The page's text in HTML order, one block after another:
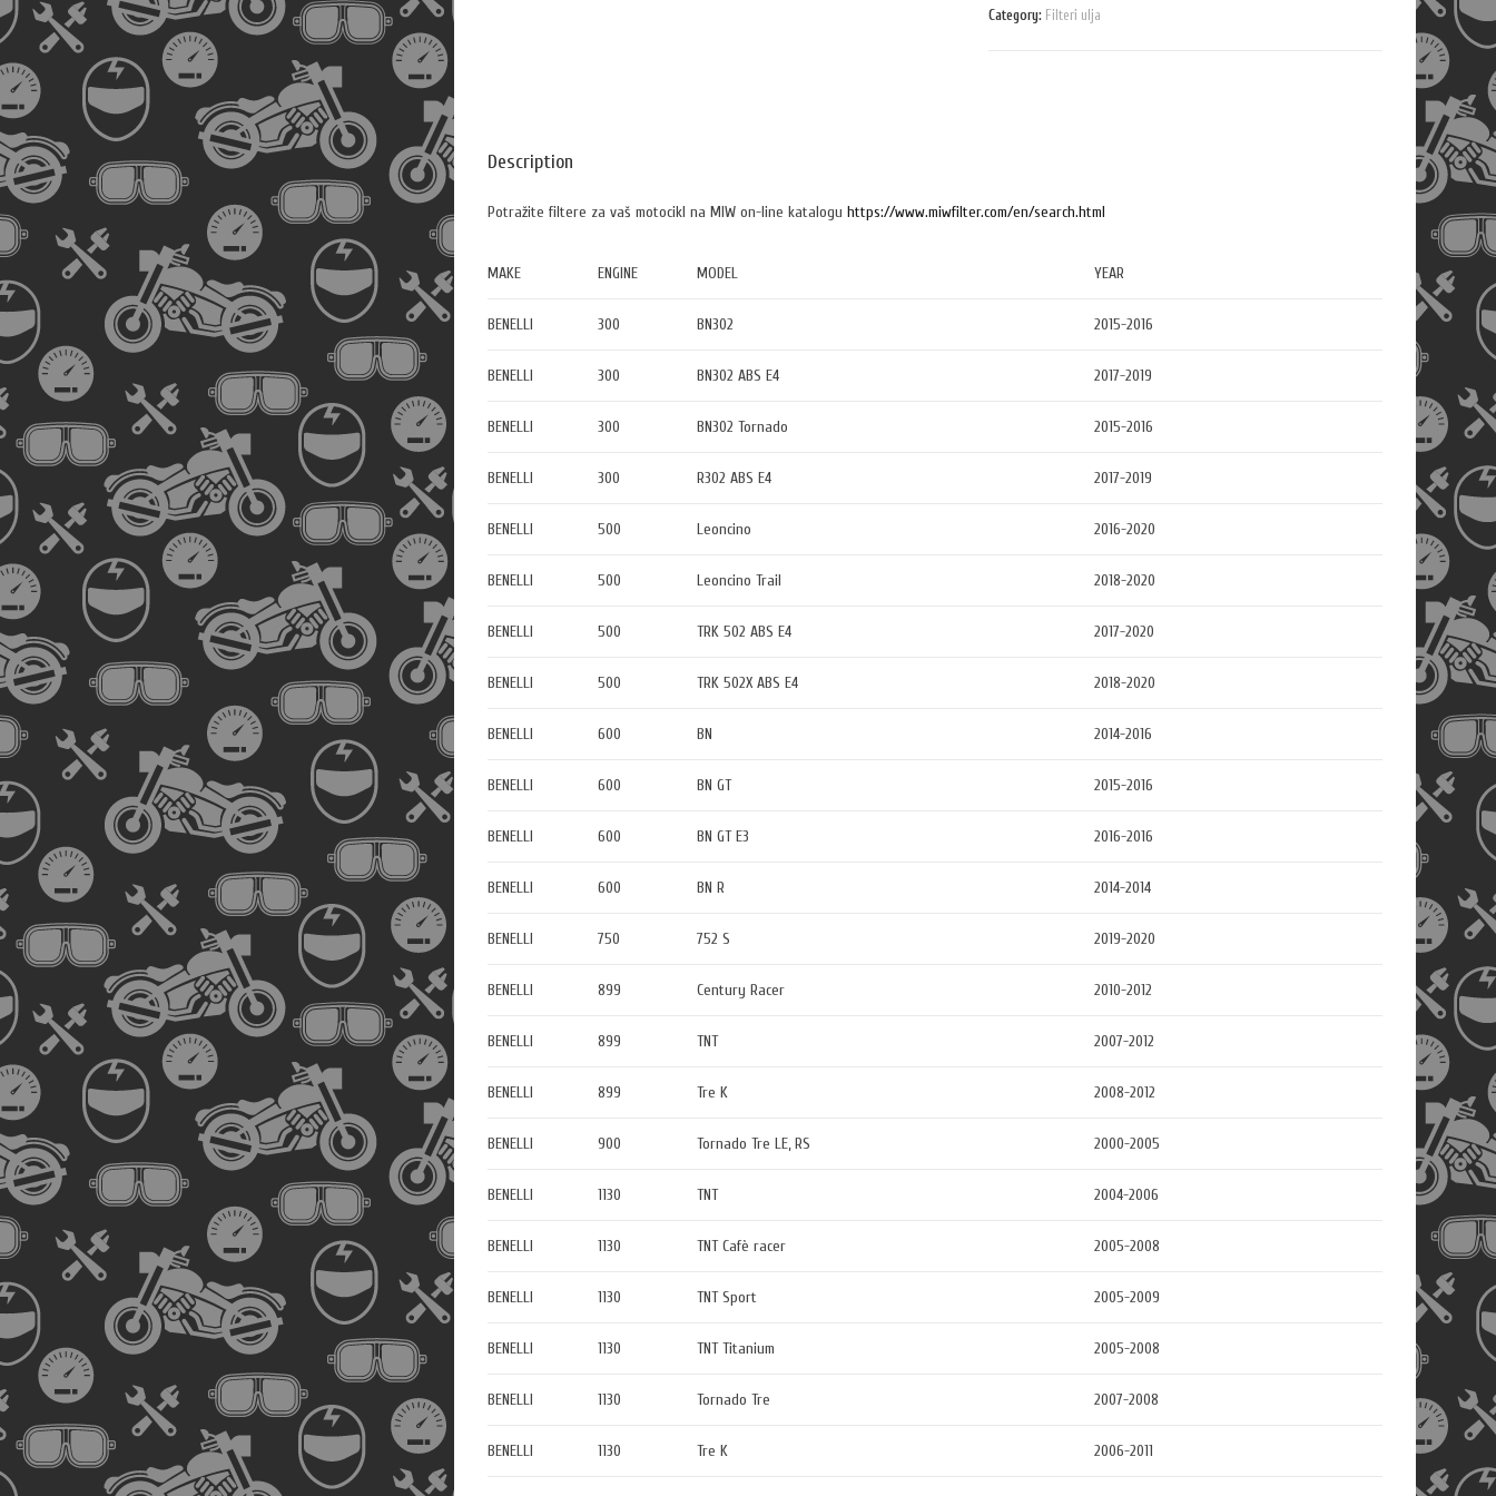
n
Category: Filteri ulja
Description
Potražite filtere za vaš motocikl na MIW on-line katalogu https://www.miwfilter.com/en/search.html
MAKE ENGINE MODEL YEAR
BENELLI 300 BN302 2015-2016
BENELLI 300 BN302 ABS E4 2017-2019
BENELLI 300 BN302 Tornado 2015-2016
BENELLI 300 R302 ABS E4 2017-2019
BENELLI 500 Leoncino 2016-2020
BENELLI 500 Leoncino Trail 2018-2020
BENELLI 500 TRK 502 ABS E4 2017-2020
BENELLI 500 TRK 502X ABS E4 2018-2020
BENELLI 600 BN 2014-2016
BENELLI 600 BN GT 2015-2016
BENELLI 600 BN GT E3 2016-2016
BENELLI 600 BN R 2014-2014
BENELLI 750 752 S 2019-2020
BENELLI 899 Century Racer 2010-2012
BENELLI 899 TNT 2007-2012
BENELLI 899 Tre K 2008-2012
BENELLI 900 Tornado Tre LE, RS 2000-2005
BENELLI 1130 TNT 2004-2006
BENELLI 1130 TNT Cafè racer 2005-2008
BENELLI 1130 TNT Sport 2005-2009
BENELLI 1130 TNT Titanium 2005-2008
BENELLI 1130 Tornado Tre 2007-2008
BENELLI 1130 Tre K 2006-2011